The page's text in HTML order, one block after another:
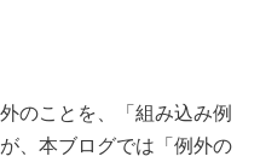
のことを、「組み込み例
、本ブログでは「例外の